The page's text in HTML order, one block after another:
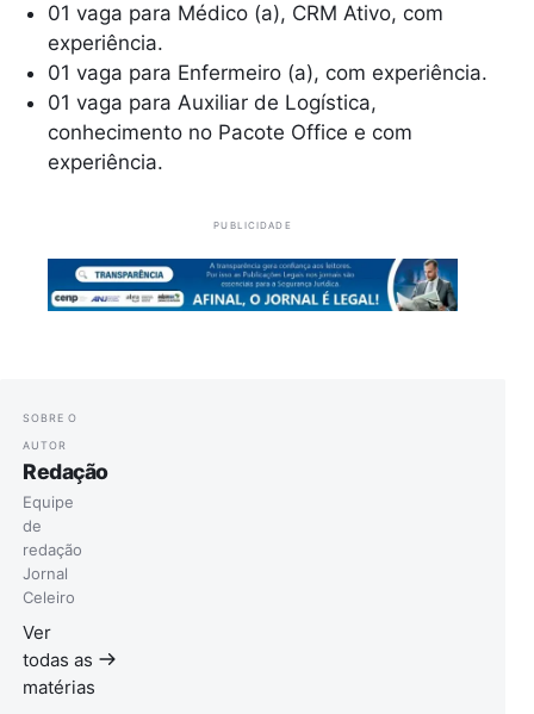
01 vaga para Médico (a), CRM Ativo, com
experiência.
01 vaga para Enfermeiro (a), com experiência.
01 vaga para Auxiliar de Logística,
conhecimento no Pacote Office e com
experiência.
PUBLICIDADE
SOBRE O
AUTOR
Redação
Equipe
de
redação
Jornal
Celeiro
Ver
todas as
matérias